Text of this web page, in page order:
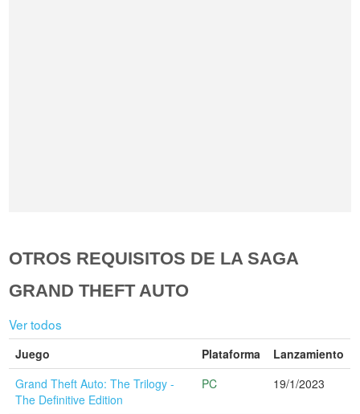
OTROS REQUISITOS DE LA SAGA
GRAND THEFT AUTO
Ver todos
Juego Plataforma
Lanzamiento
Grand Theft Auto: The Trilogy -
The Definitive Edition
PC 19/1/2023